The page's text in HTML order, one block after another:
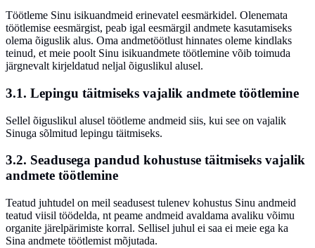
Töötleme Sinu isikuandmeid erinevatel eesmärkidel. Olenemata
töötlemise eesmärgist, peab igal eesmärgil andmete kasutamiseks
olema õiguslik alus. Oma andmetöötlust hinnates oleme kindlaks
teinud, et meie poolt Sinu isikuandmete töötlemine võib toimuda
järgnevalt kirjeldatud neljal õiguslikul alusel.
3.1. Lepingu täitmiseks vajalik andmete töötlemine
Sellel õiguslikul alusel töötleme andmeid siis, kui see on vajalik
Sinuga sõlmitud lepingu täitmiseks.
3.2. Seadusega pandud kohustuse täitmiseks vajalik
andmete töötlemine
Teatud juhtudel on meil seadusest tulenev kohustus Sinu andmeid
teatud viisil töödelda, nt peame andmeid avaldama avaliku võimu
organite järelpärimiste korral. Sellisel juhul ei saa ei meie ega ka
Sina andmete töötlemist mõjutada.